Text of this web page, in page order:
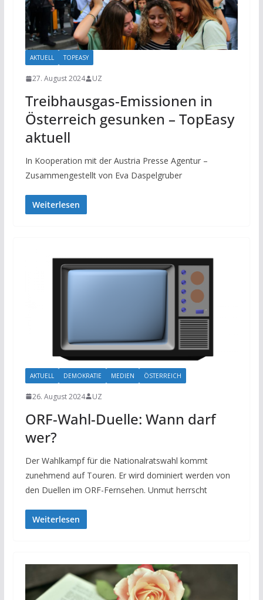
AKTUELL TOPEASY
27. August 2024 UZ
Treibhausgas-Emissionen in
Österreich gesunken – TopEasy
aktuell
In Kooperation mit der Austria Presse Agentur –
Zusammengestellt von Eva Daspelgruber
Weiterlesen
AKTUELL DEMOKRATIE MEDIEN ÖSTERREICH
26. August 2024 UZ
ORF-Wahl-Duelle: Wann darf
wer?
Der Wahlkampf für die Nationalratswahl kommt
zunehmend auf Touren. Er wird dominiert werden von
den Duellen im ORF-Fernsehen. Unmut herrscht
Weiterlesen